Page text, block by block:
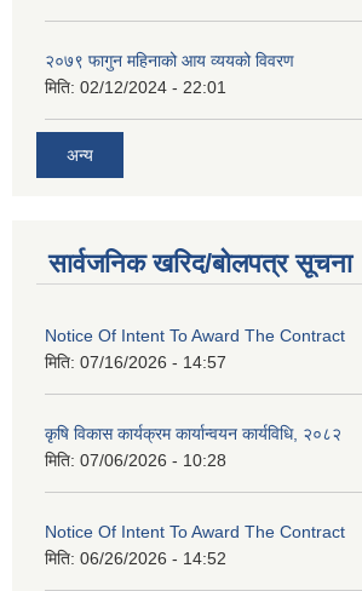
२०७९ फागुन महिनाको आय व्ययको विवरण
मिति: 02/12/2024 - 22:01
अन्य
सार्वजनिक खरिद/बोलपत्र सूचना
Notice Of Intent To Award The Contract
मिति: 07/16/2026 - 14:57
कृषि विकास कार्यक्रम कार्यान्वयन कार्यविधि, २०८२
मिति: 07/06/2026 - 10:28
Notice Of Intent To Award The Contract
मिति: 06/26/2026 - 14:52